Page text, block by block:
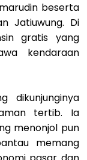
beserta
Jatiuwung. Di
gratis yang
kendaraan
dikunjunginya
tertib. Ia
menonjol pun
memang